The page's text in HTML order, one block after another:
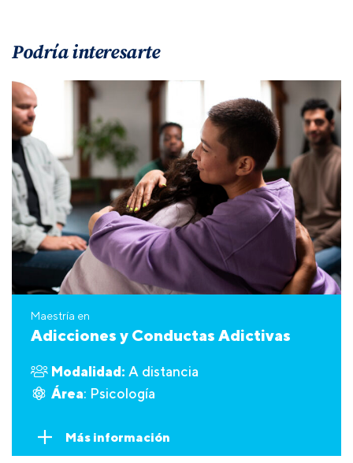
Podría interesarte
Maestría en
Adicciones y Conductas Adictivas
Modalidad: A distancia
Área: Psicología
Más información